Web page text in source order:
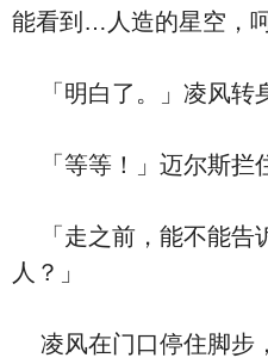
能看到…人造的星空，呵
「明白了。」凌风转
「等等！」迈尔斯拦
「走之前，能不能告
人？」
凌风在门口停住脚步